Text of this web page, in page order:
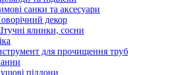
санки та аксесуари
декор
ялинки, сосни
для прочищення труб
піддони